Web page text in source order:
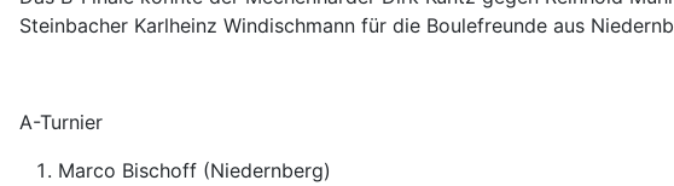
Steinbacher Karlheinz Windischmann für die Boulefreunde aus
A-Turnier
Marco Bischoff (Niedernberg)